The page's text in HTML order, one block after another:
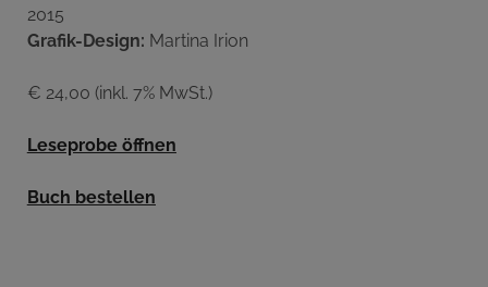
2015
Grafik-Design: Martina Irion
€ 24,00 (inkl. 7% MwSt.)
Leseprobe öffnen
Buch bestellen